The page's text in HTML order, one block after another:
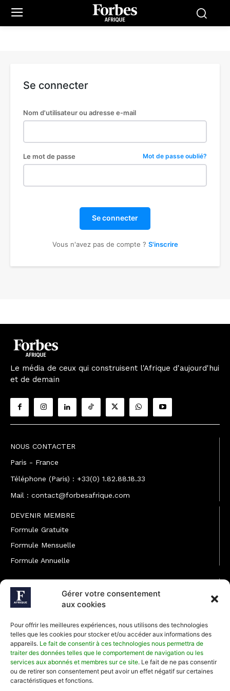
Gérer votre consentement
aux cookies
Pour offrir les meilleures expériences, nous utilisons des technologies
telles que les cookies pour stocker et/ou accéder aux informations des
appareils. Le fait de consentir à ces technologies nous permettra de
traiter des données telles que le comportement de navigation ou les
services aux abonnés et membres sur ce site. Le fait de ne pas consentir
ou de retirer son consentement peut avoir un effet négatif sur certaines
caractéristiques et fonctions.
Se connecter
Nom d'utilisateur ou adresse e-mail
Le mot de passe Mot de passe oublié?
Se connecter
Vous n'avez pas de compte ? S'inscrire
Le média de ceux qui construisent l'Afrique d'aujourd'hui
et de demain
NOUS CONTACTER
Paris - France
Téléphone (Paris) : +33(0) 1.82.88.18.33
Mail : contact@forbesafrique.com
DEVENIR MEMBRE
Formule Gratuite
Formule Mensuelle
Formule Annuelle
JOINDRE L'ÉQUIPE
Rédaction
Développement commercial
Communiquer avec Forbes Afrique
Média Kit 2026